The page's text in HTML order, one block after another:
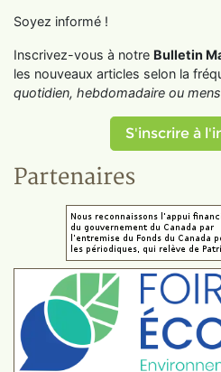
Soyez informé !
Inscrivez-vous à notre Bulletin
les nouveaux articles selon la
quotidien, hebdomadaire ou
S'inscrire à
Partenaires